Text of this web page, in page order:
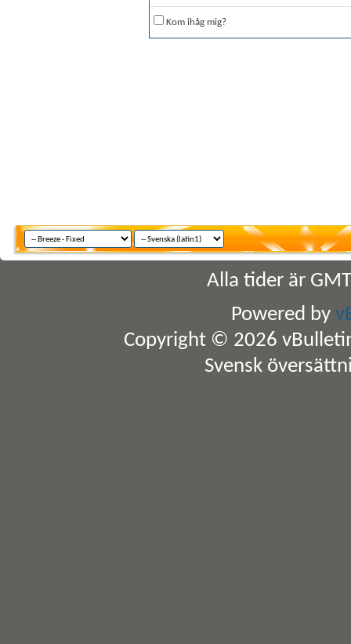
Kom ihåg mig?
Alla tider är
Powered by
Copyright © 2026
Svensk